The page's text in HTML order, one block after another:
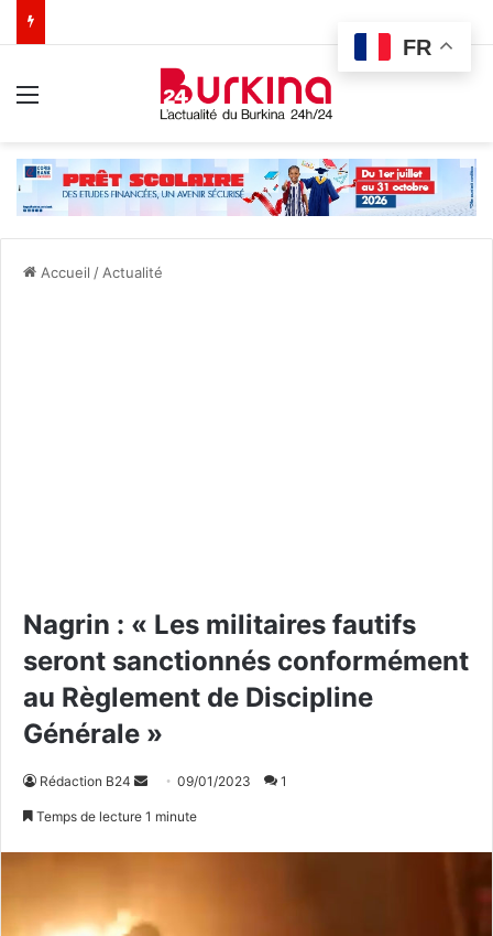
Accueil / Actualité
Nagrin : « Les militaires fautifs
seront sanctionnés conformément
au Règlement de Discipline
Générale »
Rédaction B24 09/01/2023 1
Temps de lecture 1 minute
FR